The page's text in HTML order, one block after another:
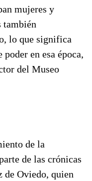
mujeres y
también
lo que significa
en esa época,
del Museo
de la
de las crónicas
de Oviedo, quien